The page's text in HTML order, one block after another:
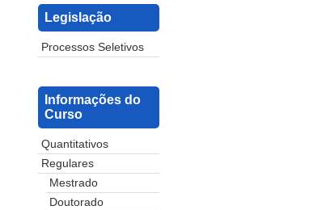
Legislação
Processos Seletivos
Informações do
Curso
Quantitativos
Regulares
Mestrado
Doutorado